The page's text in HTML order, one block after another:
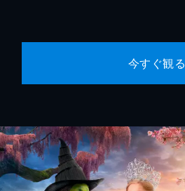
今すぐ観る